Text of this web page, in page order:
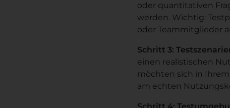
oder quantitativen
werden. Wichtig:
oder Teammitglieder
Schritt 3:
einen realistischen
möchten sich in
am echten